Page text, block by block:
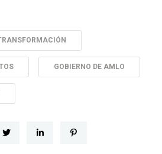
GOBIERNO DE AMLO